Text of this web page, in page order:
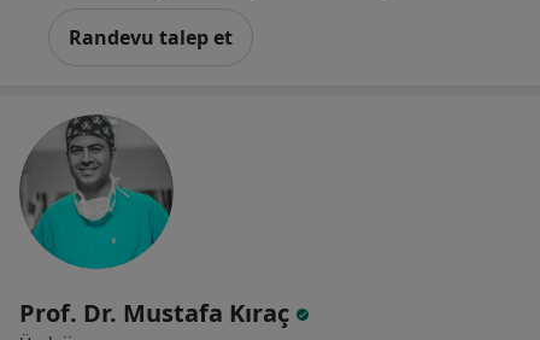
Randevu talep et
Prof. Dr. Mustafa Kıraç